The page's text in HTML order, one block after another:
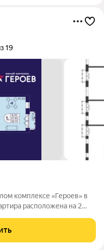
19
комплексе «Героев» в
расположена на 2
квартиры в сданном